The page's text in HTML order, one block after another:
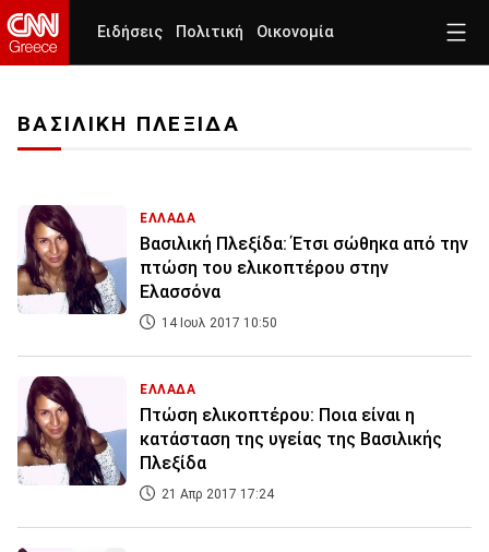
Ειδήσεις Πολιτική Οικονομία
ΒΑΣΙΛΙΚΗ ΠΛΕΞΙΔΑ
ΕΛΛΑΔΑ
Βασιλική Πλεξίδα: Έτσι σώθηκα από την
πτώση του ελικοπτέρου στην
Ελασσόνα
14 Ιουλ 2017 10:50
ΕΛΛΑΔΑ
Πτώση ελικοπτέρου: Ποια είναι η
κατάσταση της υγείας της Βασιλικής
Πλεξίδα
21 Απρ 2017 17:24